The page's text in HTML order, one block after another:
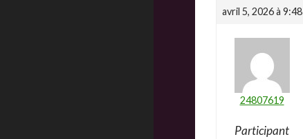
avril 5, 2026 à 9:48
24807619
Participant